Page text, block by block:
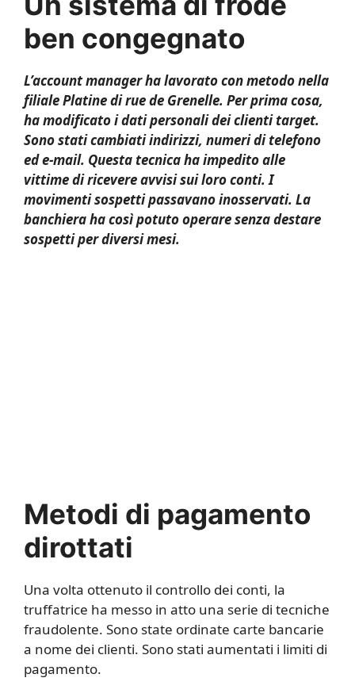
ben congegnato
L’account manager ha lavorato con metodo nella
filiale Platine di rue de Grenelle. Per prima cosa,
ha modificato i dati personali dei clienti target.
Sono stati cambiati indirizzi, numeri di telefono
ed e-mail. Questa tecnica ha impedito alle
vittime di ricevere avvisi sui loro conti. I
movimenti sospetti passavano inosservati. La
banchiera ha così potuto operare senza destare
sospetti per diversi mesi.
Metodi di pagamento
dirottati
Una volta ottenuto il controllo dei conti, la
truffatrice ha messo in atto una serie di tecniche
fraudolente. Sono state ordinate carte bancarie
a nome dei clienti. Sono stati aumentati i limiti di
pagamento.